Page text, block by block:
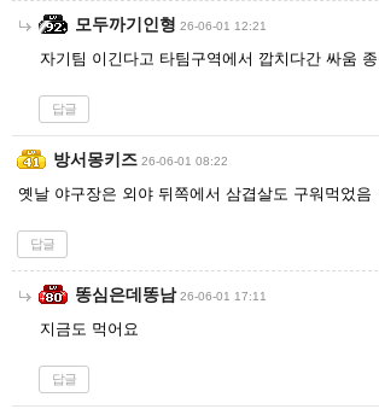
모두까기인형 26-06-01 12:21
자기팀 이긴다고 타팀구역에서 깝치다간 싸움
답글
방서몽키즈 26-06-01 08:22
옛날 야구장은 외야 뒤쪽에서 삼겹살도 구워먹었음
답글
똥심은데똥남 26-06-01 17:11
지금도 먹어요
답글